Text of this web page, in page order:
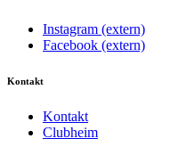
Instagram (extern)
Facebook (extern)
Kontakt
Kontakt
Clubheim